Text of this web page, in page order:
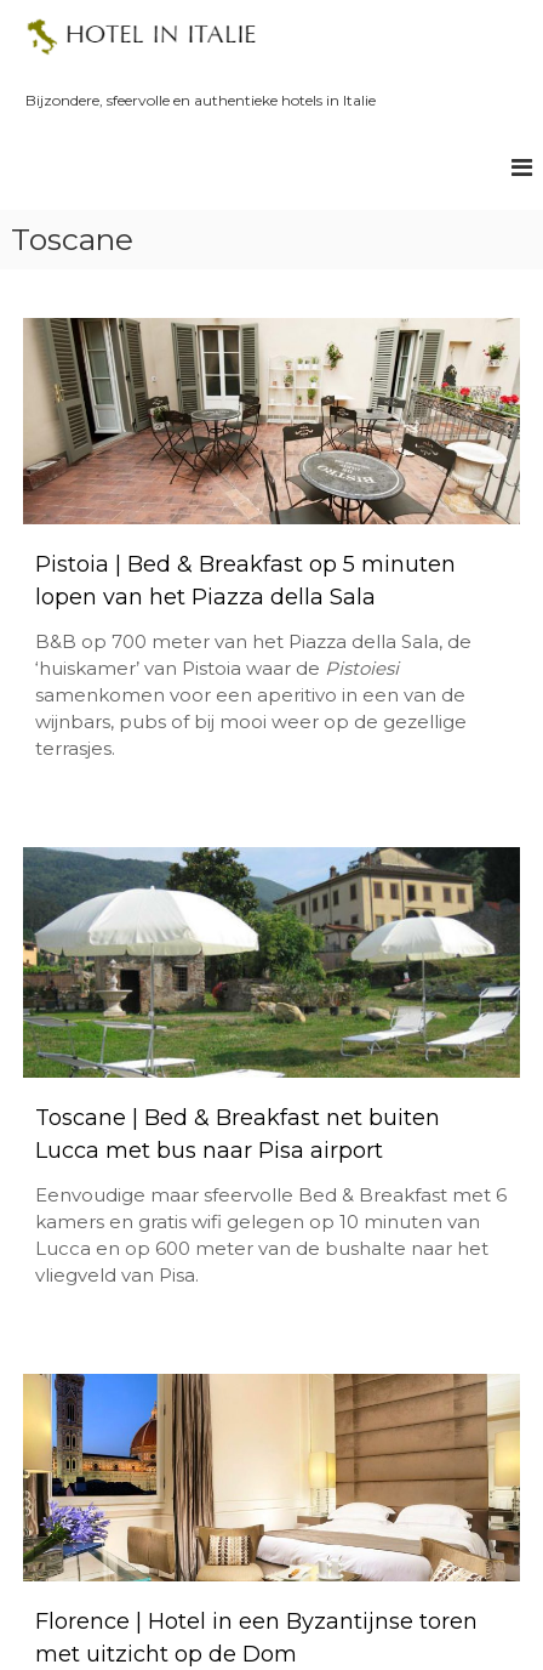
Bijzondere, sfeervolle en authentieke hotels in Italie
Toscane
Pistoia | Bed & Breakfast op 5 minuten
lopen van het Piazza della Sala
B&B op 700 meter van het Piazza della Sala, de
‘huiskamer’ van Pistoia waar de Pistoiesi
samenkomen voor een aperitivo in een van de
wijnbars, pubs of bij mooi weer op de gezellige
terrasjes.
Toscane | Bed & Breakfast net buiten
Lucca met bus naar Pisa airport
Eenvoudige maar sfeervolle Bed & Breakfast met 6
kamers en gratis wifi gelegen op 10 minuten van
Lucca en op 600 meter van de bushalte naar het
vliegveld van Pisa.
Florence | Hotel in een Byzantijnse toren
met uitzicht op de Dom